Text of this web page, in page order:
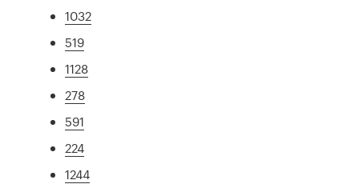
1032
519
1128
278
591
224
1244